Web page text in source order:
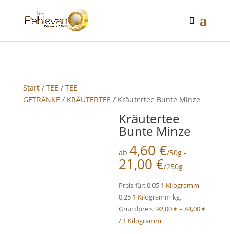
Start/ TEE / TEE
GETRÄNKE / KRÄUTERTEE / Kräutertee Bunte Minze
Kräutertee
Bunte Minze
ab4,60€/50g -
21,00€/250g
Preis für: 0,05 1 Kilogramm –
0,25 1 Kilogramm kg,
Grundpreis:92,00€–84,00€
/ 1 Kilogramm